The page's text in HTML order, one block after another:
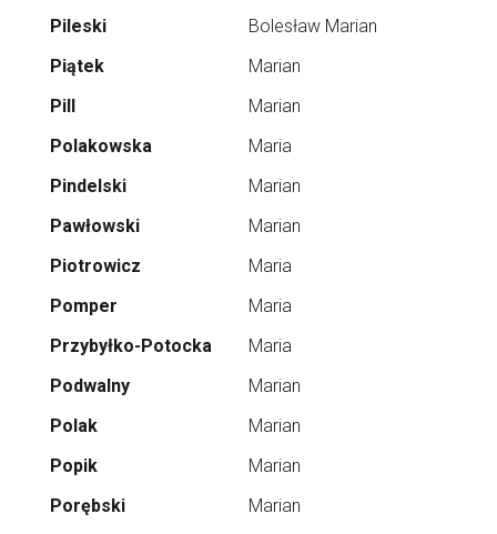
Pileski
Bolesław Marian
Piątek
Marian
Pill
Marian
Polakowska
Maria
Pindelski
Marian
Pawłowski
Marian
Piotrowicz
Maria
Pomper
Maria
Przybyłko-Potocka
Maria
Podwalny
Marian
Polak
Marian
Popik
Marian
Porębski
Marian